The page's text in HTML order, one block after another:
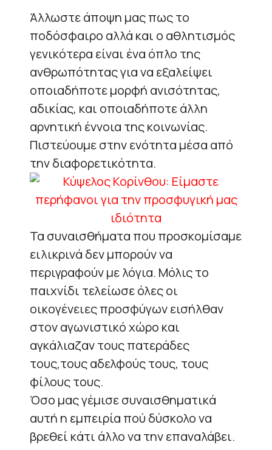
Άλλωστε άποψη μας πως το
ποδόσφαιρο αλλά και ο αθλητισμός
γενικότερα είναι ένα όπλο της
ανθρωπότητας για να εξαλείψει
οποιαδήποτε μορφή ανισότητας,
αδικίας, και οποιαδήποτε άλλη
αρνητική έννοια της κοινωνίας.
Πιστεύουμε στην ενότητα μέσα από
την διαφορετικότητα.
Τα συναισθήματα που προσκομίσαμε
ειλικρινά δεν μπορούν να
περιγραφούν με λόγια. Μόλις το
παιχνίδι τελείωσε όλες οι
οικογένειες προσφύγων εισήλθαν
στον αγωνιστικό χώρο και
αγκάλιαζαν τους πατεράδες
τους,τους αδελφούς τους, τους
φίλους τους.
Όσο μας γέμισε συναισθηματικά
αυτή η εμπειρία πού δύσκολο να
βρεθεί κάτι άλλο να την επαναλάβει.